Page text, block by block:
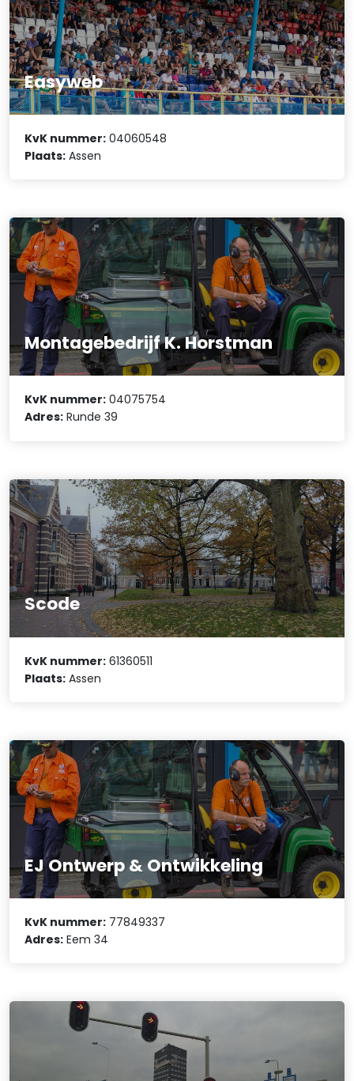
Easyweb
KvK nummer: 04060548
Plaats: Assen
Montagebedrijf K. Horstman
KvK nummer: 04075754
Adres: Runde 39
Scode
KvK nummer: 61360511
Plaats: Assen
EJ Ontwerp & Ontwikkeling
KvK nummer: 77849337
Adres: Eem 34